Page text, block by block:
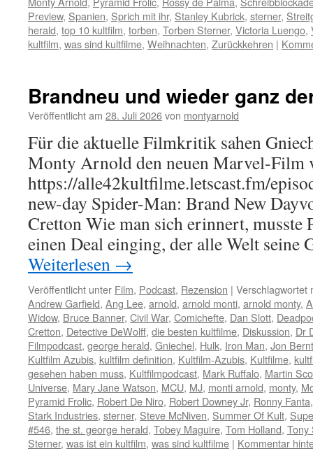
Preview, Spanien, Sprich mit ihr, Stanley Kubrick, sterner,
herald, top 10 kultfilm, torben, Torben Sterner, Victoria Luengo,
kultfilm, was sind kultfilme, Weihnachten, Zurückkehren |
Brandneu und wieder ganz
Veröffentlicht am 28. Juli 2026von montyarnold
Für die aktuelle Filmkritik sahen
Monty Arnold den neuen Marvel-Film
https://alle42kultfilme.letscast.fm/
new-day Spider-Man: Brand New
Cretton Wie man sich erinnert, musste
einen Deal einging, der alle Welt
Weiterlesen →
Veröffentlicht unter Film, Podcast, Rezension | Verschlagwortet
Andrew Garfield, Ang Lee, arnold, arnold monti, arnold monty,
Widow, Bruce Banner, Civil War, Comichefte, Dan Slott,
Cretton, Detective DeWolff, die besten kultfilme, Diskussion, Dr
Filmpodcast, george herald, Gniechel, Hulk, Iron Man, Jon
Kultfilm Azubis, kultfilm definition, Kultfilm-Azubis, Kultfilme,
gesehen haben muss, Kultfilmpodcast, Mark Ruffalo, Martin
Universe, Mary Jane Watson, MCU, MJ, monti arnold, monty,
Pyramid Frolic, Robert De Niro, Robert Downey Jr, Ronny Fanta
Stark Industries, sterner, Steve McNiven, Summer Of Kult,
#546, the st. george herald, Tobey Maguire, Tom Holland, Tony
Sterner, was ist ein kultfilm, was sind kultfilme | Kommentar